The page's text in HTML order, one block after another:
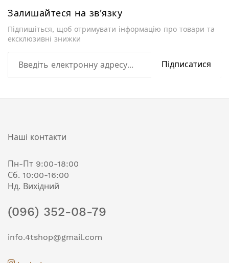
Залишайтеся на зв'язку
Підпишіться, щоб отримувати інформацію про товари та
ексклюзивні знижки
Підписатися
Наші контакти
Пн-Пт 9:00-18:00
Сб. 10:00-16:00
Нд. Вихідний
(096) 352-08-79
info.4tshop@gmail.com